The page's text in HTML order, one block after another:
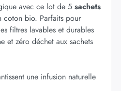
avec ce lot de 5 sachets
coton bio. Parfaits pour
filtres lavables et durables
et zéro déchet aux sachets
une infusion naturelle